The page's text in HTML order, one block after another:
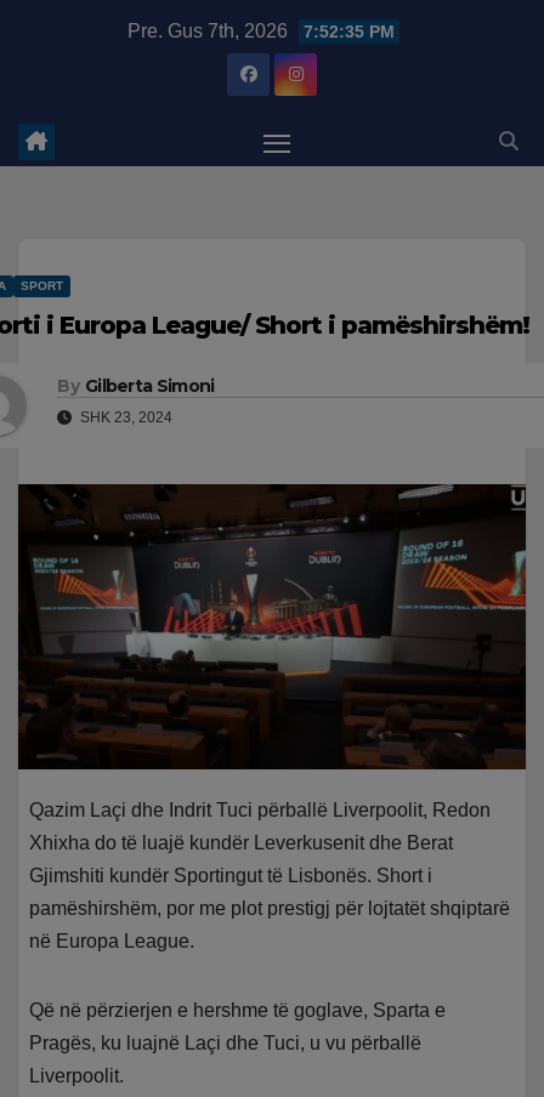
Pre. Gus 7th, 2026 7:52:36 PM
SPORT
i Europa League/ Short i pamëshirshëm!
By Gilberta Simoni
SHK 23, 2024
Qazim Laçi dhe Indrit Tuci përballë Liverpoolit, Redon
Xhixha do të luajë kundër Leverkusenit dhe Berat
Gjimshiti kundër Sportingut të Lisbonës. Short i
pamëshirshëm, por me plot prestigj për lojtatët shqiptarë
në Europa League.
Që në përzierjen e hershme të goglave, Sparta e
Pragës, ku luajnë Laçi dhe Tuci, u vu përballë
Liverpoolit.